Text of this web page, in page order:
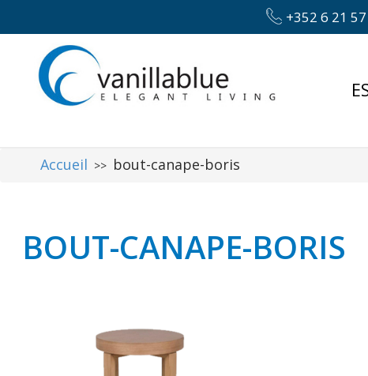
+352 6 21
Accueil >> bout-canape-boris
BOUT-CANAPE-BORIS